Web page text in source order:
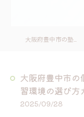
大阪府豊中市の
習環境の選び方
2025/09/28